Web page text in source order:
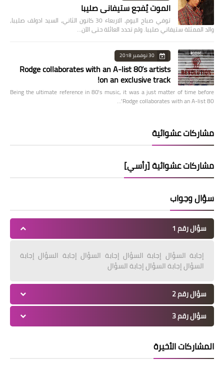
الموت يُفجع ستيفاني صليبا
توفي صباح اليوم، الاربعاء 30 كانون الثاني، السيد ادولف صليبا،
والد الممثلة ستيفاني صليبا. ولم تحدد العائلة حتى الآن…
30 نوفمبر 2018
Rodge collaborates with an A-list 80’s artists
on an exclusive track!
Being the ultimate reference in 80’s music, it was a just matter of time before
Rodge collaborates with an A-list 80’…
مشاركات عشوائية
مشاركات عشوائية [رأسي]
سؤال وجواب
سؤال رقم 1
إجابة السؤال إجابة السؤال إجابة السؤال إجابة السؤال إجابة
السؤال إجابة السؤال إجابة السؤال
سؤال رقم 2
سؤال رقم 3
المشاركات الأخيرة